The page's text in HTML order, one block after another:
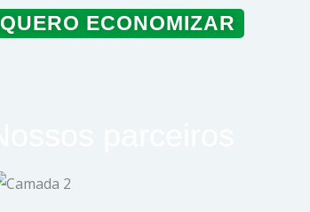
QUERO ECONOMIZAR